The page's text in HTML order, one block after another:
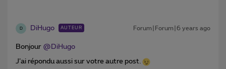
D DiHugo AUTEUR Forum|Forum|6 years ago
Bonjour @DiHugo
J’ai répondu aussi sur votre autre post.